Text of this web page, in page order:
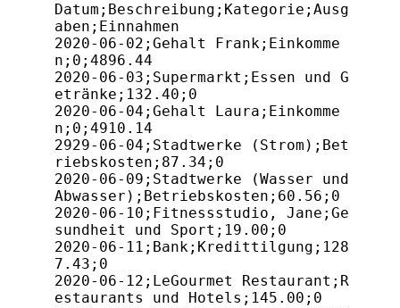
Datum;Beschreibung;Kategorie;Ausg
aben;Einnahmen
2020-06-02;Gehalt Frank;Einkomme
n;0;4896.44
2020-06-03;Supermarkt;Essen und G
etränke;132.40;0
2020-06-04;Gehalt Laura;Einkomme
n;0;4910.14
2929-06-04;Stadtwerke (Strom);Bet
riebskosten;87.34;0
2020-06-09;Stadtwerke (Wasser und
Abwasser);Betriebskosten;60.56;0
2020-06-10;Fitnessstudio, Jane;Ge
sundheit und Sport;19.00;0
2020-06-11;Bank;Kredittilgung;128
7.43;0
2020-06-12;LeGourmet Restaurant;R
estaurants und Hotels;145.00;0